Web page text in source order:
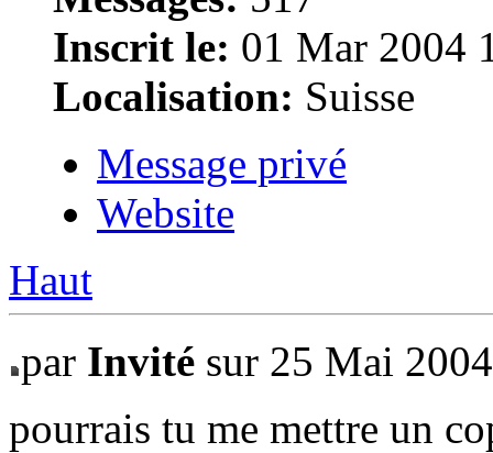
Inscrit le: 01 Mar 2004
Localisation: Suisse
Message privé
Website
Haut
par Invité sur 25 Mai
pourrais tu me mettre un